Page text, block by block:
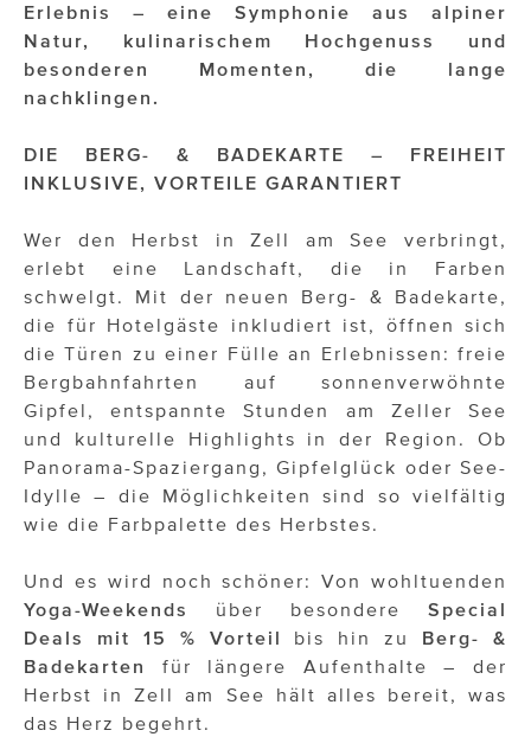
rot weiss rosé
OTTO AM DONAUKANAL
St. Peter Stiftskulinarium
Susanne Wuest
The Budims
THE GOODSTUFF
TOG Studio
Upside Down Town Hotel – Neue Post
ÜBER UNS
PRESS CONTACT
Erlebnis – eine Symphonie aus alpiner
Natur, kulinarischem Hochgenuss und
besonderen Momenten, die lange
nachklingen.
DIE BERG- & BADEKARTE – FREIHEIT
INKLUSIVE, VORTEILE GARANTIERT
Wer den Herbst in Zell am See verbringt,
erlebt eine Landschaft, die in Farben
schwelgt. Mit der neuen Berg- & Badekarte,
die für Hotelgäste inkludiert ist, öffnen sich
die Türen zu einer Fülle an Erlebnissen: freie
Bergbahnfahrten auf sonnenverwöhnte
Gipfel, entspannte Stunden am Zeller See
und kulturelle Highlights in der Region. Ob
Panorama-Spaziergang, Gipfelglück oder See-
Idylle – die Möglichkeiten sind so vielfältig
wie die Farbpalette des Herbstes.
Und es wird noch schöner: Von wohltuenden
Yoga-Weekends
über besondere Special
Deals mit 15 % Vorteil
bis hin zu Berg- &
Badekarten
für längere Aufenthalte – der
Herbst in Zell am See hält alles bereit, was
das Herz begehrt.